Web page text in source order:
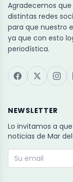
Agradecemos
distintas redes
para que nuestro
ya que con esto
periodística.
NEWSLETTER
Lo invitamos a
noticias de Mar